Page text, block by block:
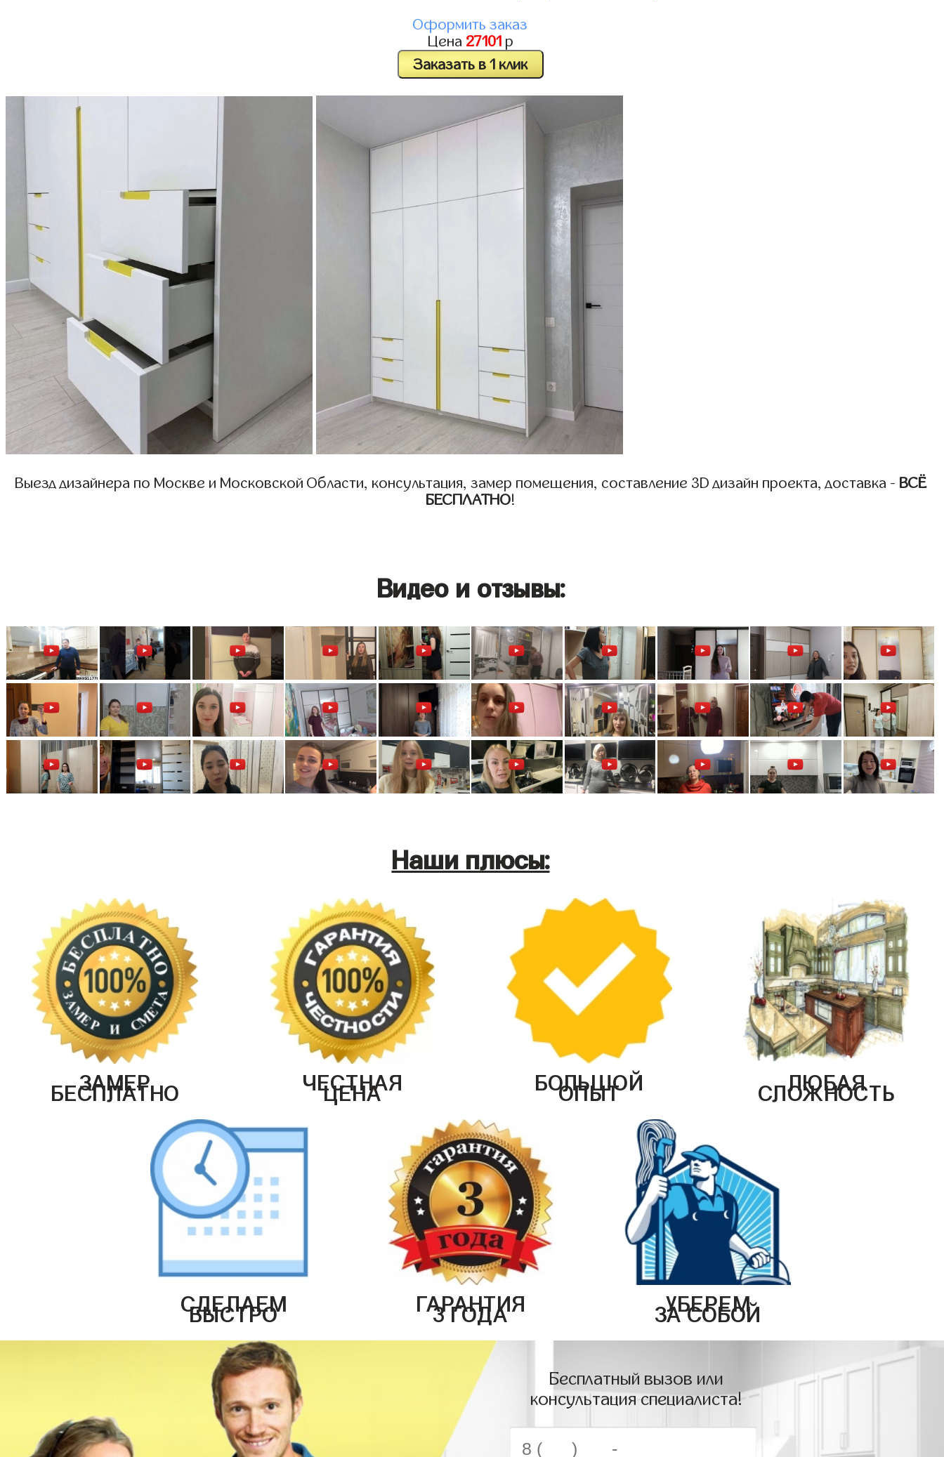
Оформить заказ
Цена 27101 р
Заказать в 1 клик
Выезд дизайнера по Москве и Московской Области, консультация, замер помещения, составление 3D дизайн проекта, доставка - ВСЁ
БЕСПЛАТНО!
Видео и отзывы:
Наши плюсы:
ЗАМЕР
БЕСПЛАТНО ЧЕСТНАЯ
ЦЕНА БОЛЬШОЙ
ОПЫТ ЛЮБАЯ
СЛОЖНОСТЬ
СДЕЛАЕМ
БЫСТРО ГАРАНТИЯ
3 ГОДА УБЕРЕМ
ЗА СОБОЙ
Бесплатный вызов или
консультация специалиста!